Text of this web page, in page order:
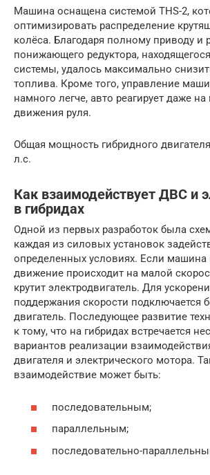
Машина оснащена системой THS-2,
оптимизировать распределение
колёса. Благодаря полному приводу и
понижающего редуктора,
системы, удалось максимально
топлива. Кроме того, управление
намного легче, авто реагирует даже
движения руля.
Общая мощность гибридного
л.с.
Как взаимодействует ДВС и
в гибридах
Одной из первых разработок была
каждая из силовых установок
определенных условиях. Если машина
движение происходит на малой
крутит электродвигатель. Для
поддержания скорости подключается
двигатель. Последующее развитие
к тому, что на гибридах встречается
вариантов реализации
двигателя и электрического мотора.
взаимодействие может быть:
последовательным;
параллельным;
последовательно-